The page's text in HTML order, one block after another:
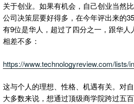
关于创业。如果有机会，自己创业当然
公司决策层要好得多，在今年评出来的
有9位是华人，超过了四分之一，跟华人
相差不多：
https://www.technologyreview.com/lists/
这与个人的理想、性格、机遇有关。对
大多数来说，想通过顶级商学院跨过五